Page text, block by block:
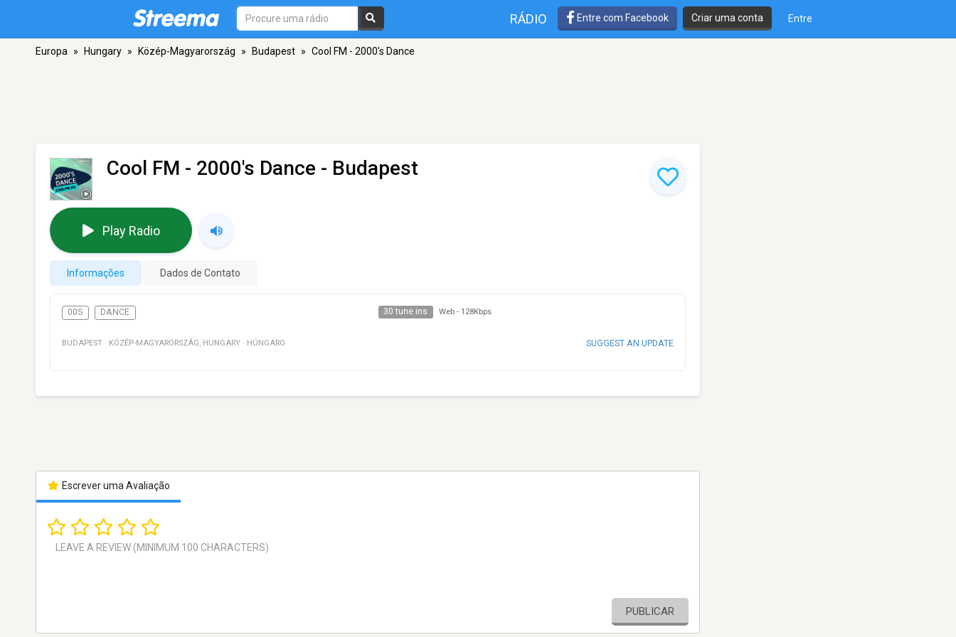
RÁDIO Entre com Facebook Criar uma conta Entre
Europa » Hungary » Közép-Magyarország » Budapest » Cool FM - 2000's Dance
Cool FM - 2000's Dance - Budapest
Play Radio
Informações Dados de Contato
00S DANCE 30 tune ins Web - 128Kbps
BUDAPEST · KÖZÉP-MAGYARORSZÁG, HUNGARY · HÚNGARO SUGGEST AN UPDATE
Escrever uma Avaliação
PUBLICAR